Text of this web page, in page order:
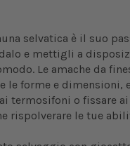
selvatica è il suo
e mettigli a
Le amache da
forme e dimensioni,
termosifoni o fissare
rispolverare le tue